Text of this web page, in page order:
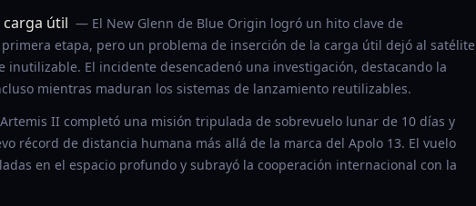
carga útil — El New Glenn de Blue Origin logró un hito clave de
etapa, pero un problema de inserción de la carga útil dejó al satélite
El incidente desencadenó una investigación, destacando la
mientras maduran los sistemas de lanzamiento reutilizables.
II completó una misión tripulada de sobrevuelo lunar de 10 días y
récord de distancia humana más allá de la marca del Apolo 13. El vuelo
en el espacio profundo y subrayó la cooperación internacional con la